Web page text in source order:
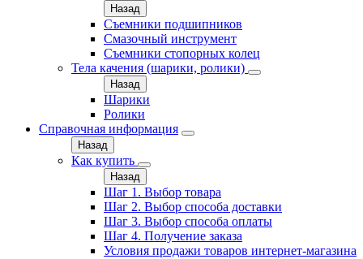
Назад
Съемники подшипников
Смазочный инструмент
Съемники стопорных колец
Тела качения (шарики, ролики)
Назад
Шарики
Ролики
Справочная информация
Назад
Как купить
Назад
Шаг 1. Выбор товара
Шаг 2. Выбор способа доставки
Шаг 3. Выбор способа оплаты
Шаг 4. Получение заказа
Условия продажи товаров интернет-магазина